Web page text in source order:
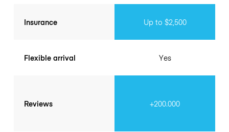
Insurance
Flexible arrival
Reviews
Up to $2,500
Yes
+200.000